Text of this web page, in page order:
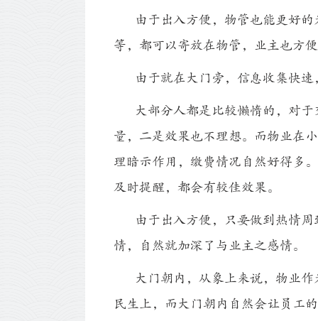
由于出入方便，物管也能更好的
等，都可以寄放在物管，业主也方
由于就在大门旁，信息收集快速
大部分人都是比较懒惰的，对于
量，二是效果也不理想。而物业在
理暗示作用，缴费情况自然好得多
及时提醒，都会有较佳效果。
由于出入方便，只要做到热情周
情，自然就加深了与业主之感情。
大门朝内，从象上来说，物业作
民生上，而大门朝内自然会让员工